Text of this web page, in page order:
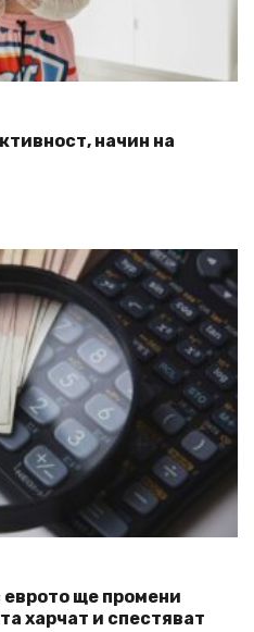
начин на
еврото ще промени
харчат и спестяват